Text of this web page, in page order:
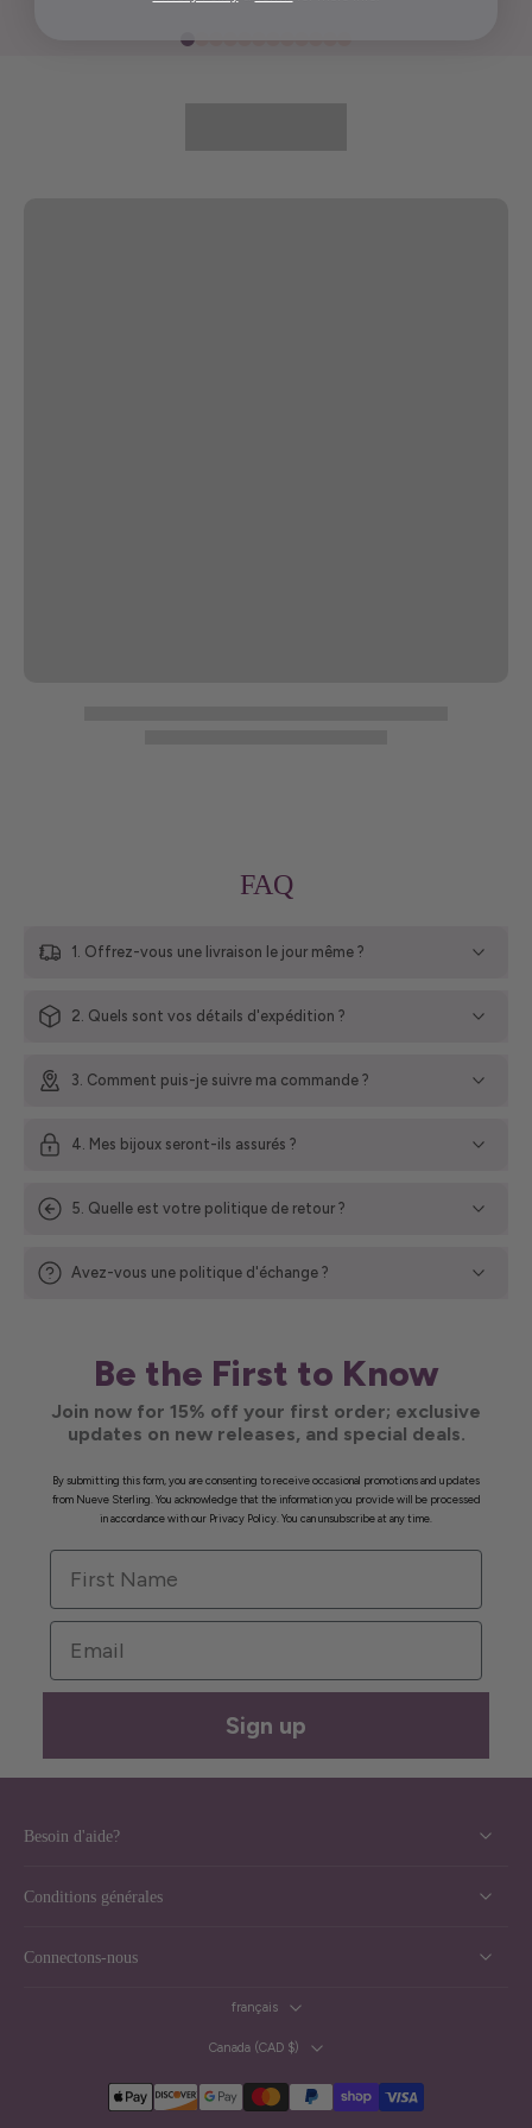
FAQ
1. Offrez-vous une livraison le jour même ?
2. Quels sont vos détails d'expédition ?
3. Comment puis-je suivre ma commande ?
4. Mes bijoux seront-ils assurés ?
5. Quelle est votre politique de retour ?
Avez-vous une politique d'échange ?
Be the First to Know
Join now for 15% off your first order; exclusive
updates on new releases, and special deals.
By submitting this form, you are consenting to receive occasional promotions and updates
from Nueve Sterling. You acknowledge that the information you provide will be processed
in accordance with our Privacy Policy. You can unsubscribe at any time.
First Name
Email
Sign up
Besoin d'aide?
Conditions générales
Connectons-nous
français
Canada ‎(CAD $)‎